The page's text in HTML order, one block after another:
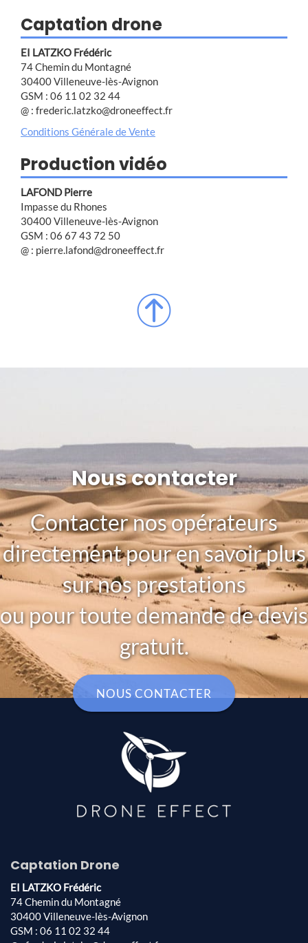
Captation drone
EI LATZKO Frédéric
74 Chemin du Montagné
30400 Villeneuve-lès-Avignon
GSM : 06 11 02 32 44
@ : frederic.latzko@droneeffect.fr
Conditions Générale de Vente
Production vidéo
LAFOND Pierre
Impasse du Rhones
30400 Villeneuve-lès-Avignon
GSM : 06 67 43 72 50
@ : pierre.lafond@droneeffect.fr
Nous contacter
Contacter nos opérateurs
directement pour en savoir plus
sur nos prestations
ou pour toute demande de devis
gratuit.
NOUS CONTACTER
Captation Drone
EI LATZKO Frédéric
74 Chemin du Montagné
30400 Villeneuve-lès-Avignon
GSM : 06 11 02 32 44